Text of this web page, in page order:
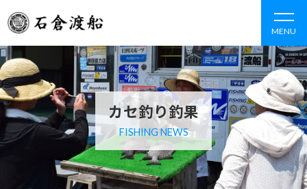
MENU
カセ釣り釣果
FISHING NEWS